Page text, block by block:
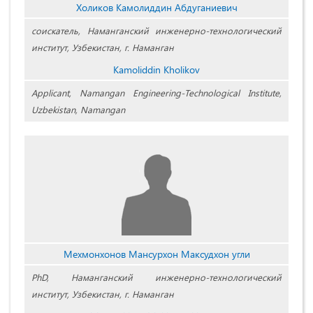
Холиков Камолиддин Абдуганиевич
соискатель, Наманганский инженерно-технологический
институт, Узбекистан, г. Наманган
Kamoliddin Kholikov
Applicant, Namangan Engineering-Technological Institute,
Uzbekistan, Namangan
Мехмонхонов Мансурхон Максудхон угли
PhD, Наманганский инженерно-технологический
институт, Узбекистан, г. Наманган